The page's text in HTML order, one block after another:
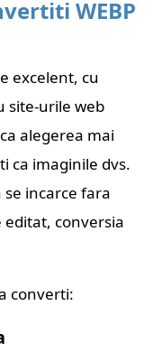
WEBP
excelent, cu
site-urile web
alegerea mai
ca imaginile dvs.
se incarce fara
editat, conversia
converti: